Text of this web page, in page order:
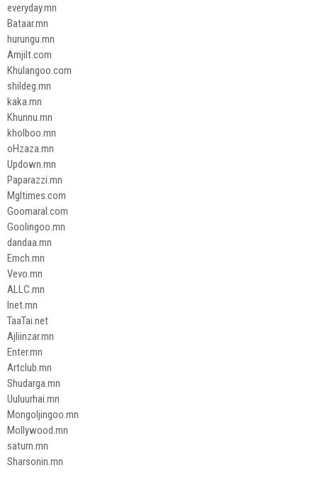
everyday.mn
Bataar.mn
hurungu.mn
Amjilt.com
Khulangoo.com
shildeg.mn
kaka.mn
Khunnu.mn
kholboo.mn
oHzaza.mn
Updown.mn
Paparazzi.mn
Mgltimes.com
Goomaral.com
Goolingoo.mn
dandaa.mn
Emch.mn
Vevo.mn
ALLC.mn
Inet.mn
TaaTai.net
Ajliinzar.mn
Enter.mn
Artclub.mn
Shudarga.mn
Uuluurhai.mn
Mongoljingoo.mn
Mollywood.mn
saturn.mn
Sharsonin.mn